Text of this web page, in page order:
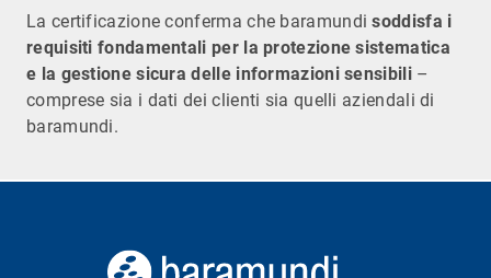
La certificazione conferma che baramundisoddisfa i
requisiti fondamentali per la protezione sistematica
e la gestione sicura delle informazioni sensibili–
comprese sia i dati dei clienti sia quelli aziendali di
baramundi.